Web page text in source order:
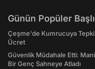
Günün Popüler
Çeşme'de Kumrucuya Tepki
Ücret
Güvenlik Müdahale Etti:
Bir Genç Sahneye Atladı